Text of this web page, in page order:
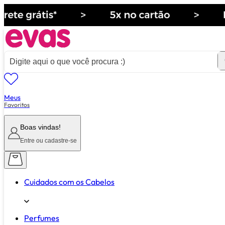
Meus
Favoritos
Boas vindas!
Entre ou cadastre-se
Cuidados com os Cabelos
Perfumes